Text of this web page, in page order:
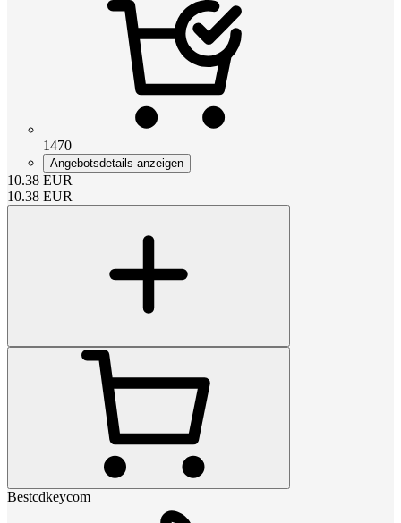
1470
Angebotsdetails anzeigen
10.38 EUR
10.38 EUR
Bestcdkeycom